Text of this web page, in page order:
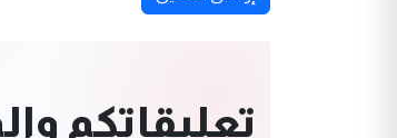
تعليقاتكم